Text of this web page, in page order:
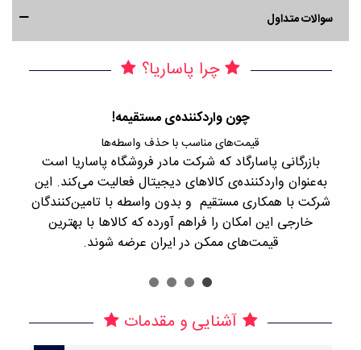
سوالات متداول
چرا پاساریا؟
چون واردکننده‌ی مستقیمه!
قیمت‌های مناسب با حذف واسطه‌ها
بازرگانی پاسارگاد که شرکت مادر فروشگاه پاساریا است
به‌عنوان واردکننده‌ی کالاهای دیجیتال فعالیت می‌کند. این
شرکت با همکاری مستقیم و بدون واسطه با تامین‌کنندگان
خارجی این امکان را فراهم آورده که کالاها با بهترین
قیمت‌های ممکن در ایران عرضه شوند.
آشنایی و مقدمات